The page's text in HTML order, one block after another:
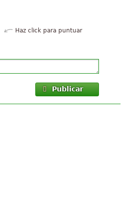
Haz click para puntuar
Publicar